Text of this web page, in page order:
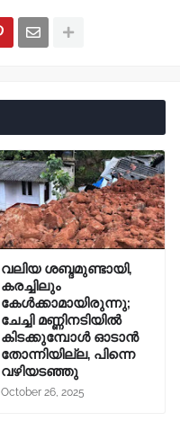
വലിയ ശബ്ദമുണ്ടായി,
കരച്ചിലും
കേൾക്കാമായിരുന്നു;
ചേച്ചി മണ്ണിനടിയിൽ
കിടക്കുമ്പോൾ ഓടാൻ
തോന്നിയില്ല, പിന്നെ
വഴിയടഞ്ഞു
October 26, 2025